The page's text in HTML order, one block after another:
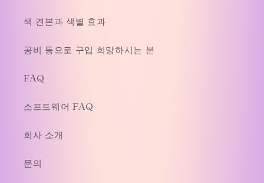
색 견본과 색별 효과
공비 등으로 구입 희망하시는 분
FAQ
소프트웨어 FAQ
회사 소개
문의